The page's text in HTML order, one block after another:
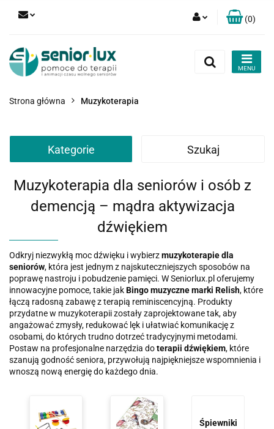
Zarejestruj się
(0)
Strona główna Muzykoterapia
Kategorie Szukaj
Muzykoterapia dla seniorów i osób z
demencją – mądra aktywizacja
dźwiękiem
Odkryj niezwykłą moc dźwięku i wybierzmuzykoterapie dla
seniorów, która jest jednym z najskuteczniejszych sposobów na
poprawę nastroju i pobudzenie pamięci. W Seniorlux.pl oferujemy
innowacyjne pomoce, takie jakBingo muzyczne marki Relish, które
łączą radosną zabawę z terapią reminiscencyjną. Produkty
przydatne w muzykoterapii zostały zaprojektowane tak, aby
angażować zmysły, redukować lęk i ułatwiać komunikację z
osobami, do których trudno dotrzeć tradycyjnymi metodami.
Postaw na profesjonalne narzędzia doterapii dźwiękiem, które
szanują godność seniora, przywołują najpiękniejsze wspomnienia i
wnoszą nową energię do każdego dnia.
Śpiewniki